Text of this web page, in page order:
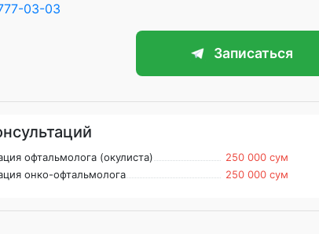
03-03
Записаться
офтальмолога (окулиста)
250 000 сум
онко-офтальмолога
250 000 сум